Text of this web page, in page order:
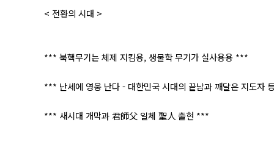
< 전환의 시대 >
*** 북핵무기는 체제 지킴용, 생물학 무기가 실사용용 ***
*** 난세에 영웅 난다 - 대한민국 시대의 끝남과 깨달은 지도자
*** 새시대 개막과 君師父 일체 聖人 출현 ***